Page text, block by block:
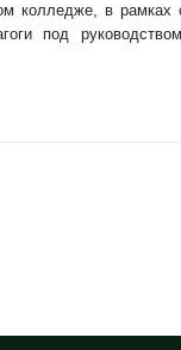
колледже, в рамках
под